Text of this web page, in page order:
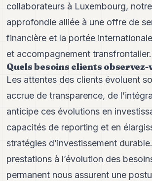
collaborateurs à Luxembourg,
approfondie alliée à une offre de
financière et la portée
et accompagnement transfrontalier.
Quels besoins clients
Les attentes des clients évoluent
accrue de transparence, de
anticipe ces évolutions en
capacités de reporting et en
stratégies d’investissement
prestations à l’évolution des
permanent nous assurent une